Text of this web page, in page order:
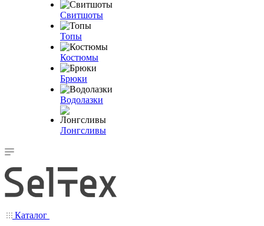
Свитшоты
Топы
Костюмы
Брюки
Водолазки
Лонгсливы
Каталог